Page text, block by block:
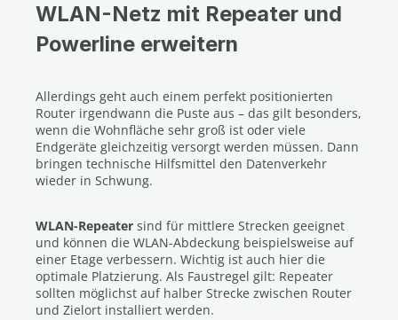
WLAN-Netz mit Repeater und
Powerline erweitern
Allerdings geht auch einem perfekt positionierten
Router irgendwann die Puste aus – das gilt besonders,
wenn die Wohnfläche sehr groß ist oder viele
Endgeräte gleichzeitig versorgt werden müssen. Dann
bringen technische Hilfsmittel den Datenverkehr
wieder in Schwung.
WLAN-Repeater sind für mittlere Strecken geeignet
und können die WLAN-Abdeckung beispielsweise auf
einer Etage verbessern. Wichtig ist auch hier die
optimale Platzierung. Als Faustregel gilt: Repeater
sollten möglichst auf halber Strecke zwischen Router
und Zielort installiert werden.